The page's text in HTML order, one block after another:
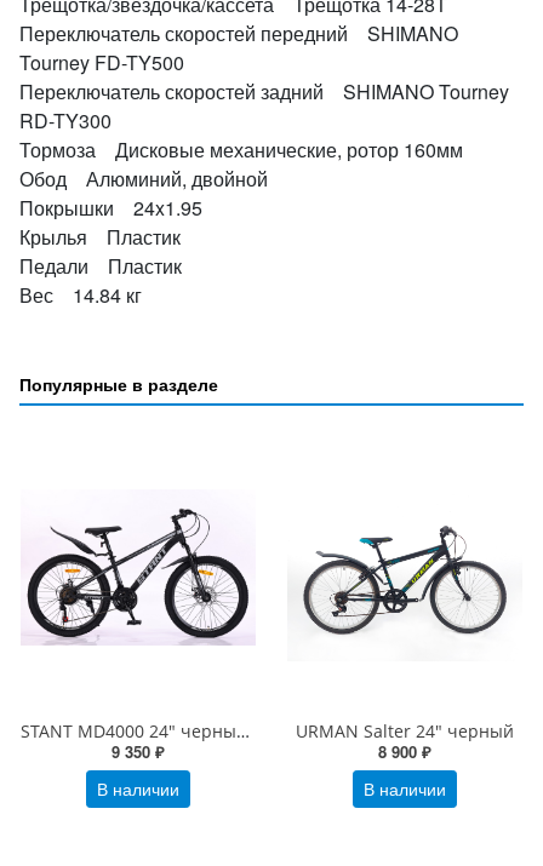
Переключатель скоростей передний SHIMANO
Tourney FD-TY500
Переключатель скоростей задний SHIMANO Tourney
RD-TY300
Тормоза Дисковые механические, ротор 160мм
Обод Алюминий, двойной
Покрышки 24x1.95
Крылья Пластик
Педали Пластик
Вес 14.84 кг
Популярные в разделе
STANT MD4000 24" черный/серый
9 350 ₽
В наличии
URMAN Salter 24" черный
8 900 ₽
В наличии